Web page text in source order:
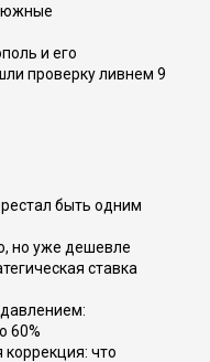
южные
и его
проверку ливнем 9
быть одним
но уже дешевле
ставка
60%
коррекция: что